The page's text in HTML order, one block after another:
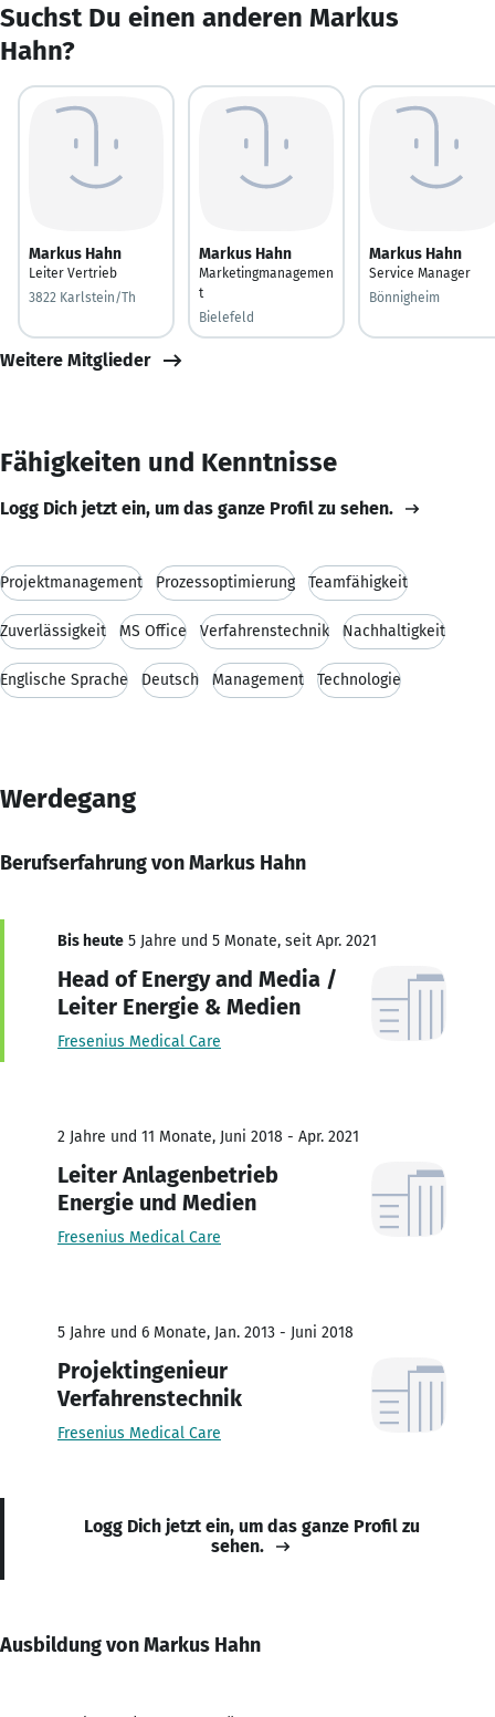
Suchst Du einen anderen Markus
Hahn?
Markus Hahn
Leiter Vertrieb
3822 Karlstein/Th
Markus Hahn
Marketingmanagemen
t
Bielefeld
Markus Hahn
Service Manager
Bönnigheim
Weitere Mitglieder
Fähigkeiten und Kenntnisse
Logg Dich jetzt ein, um das ganze Profil zu sehen.
Projektmanagement Prozessoptimierung Teamfähigkeit
Zuverlässigkeit MS Office Verfahrenstechnik Nachhaltigkeit
Englische Sprache Deutsch Management Technologie
Werdegang
Berufserfahrung von Markus Hahn
Bis heute 5 Jahre und 5 Monate, seit Apr. 2021
Head of Energy and Media /
Leiter Energie & Medien
Fresenius Medical Care
2 Jahre und 11 Monate, Juni 2018 - Apr. 2021
Leiter Anlagenbetrieb
Energie und Medien
Fresenius Medical Care
5 Jahre und 6 Monate, Jan. 2013 - Juni 2018
Projektingenieur
Verfahrenstechnik
Fresenius Medical Care
Logg Dich jetzt ein, um das ganze Profil zu
sehen.
Ausbildung von Markus Hahn